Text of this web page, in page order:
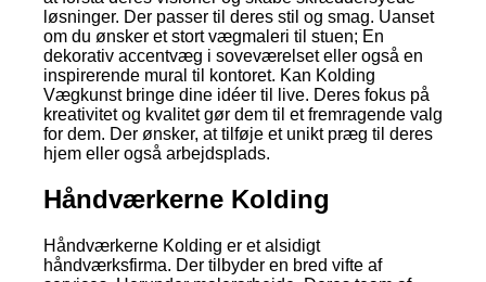
løsninger. Der passer til deres stil og smag. Uanset
om du ønsker et stort vægmaleri til stuen; En
dekorativ accentvæg i soveværelset eller også en
inspirerende mural til kontoret. Kan Kolding
Vægkunst bringe dine idéer til live. Deres fokus på
kreativitet og kvalitet gør dem til et fremragende valg
for dem. Der ønsker, at tilføje et unikt præg til deres
hjem eller også arbejdsplads.
Håndværkerne Kolding
Håndværkerne Kolding er et alsidigt
håndværksfirma. Der tilbyder en bred vifte af